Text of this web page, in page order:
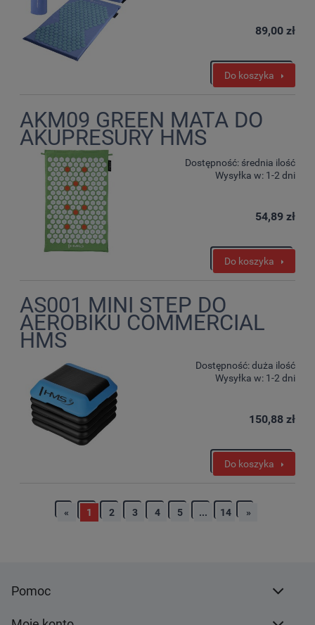
89,00 zł
Do koszyka
AKM09 GREEN MATA DO
AKUPRESURY HMS
Dostępność: średnia ilość
Wysyłka w: 1-2 dni
54,89 zł
Do koszyka
AS001 MINI STEP DO
AEROBIKU COMMERCIAL
HMS
Dostępność:duża ilość
Wysyłka w: 1-2 dni
150,88 zł
Do koszyka
« 1 2 3 4 5 ... 14 »
Pomoc